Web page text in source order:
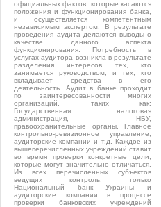
официальных фактов, которые касаются
положения и функционирования банка,
и осуществляется компетентным
независимым экспертом. В результате
проведения аудита делаются выводы о
качестве данного аспекта
функционирования. Потребность в
услугах аудитора возникла в результате
разделения интересов тех, кто
занимается руководством, и тех, кто
вкладывает средства в его
деятельность. Аудит в банке проходит
по заинтересованности многих
организаций, таких как:
Государственная налоговая
администрация, НБУ,
правоохранительные органы, Главное
контрольно-ревизионное управление,
аудиторские компании и т.д. Каждое из
вышеперечисленных учреждений ставит
во время проверки конкретные цели,
которые могут значительно отличаться.
Из всех перечисленных субъектов
ведущих контроль, только
Национальный банк Украины и
аудиторские компании в процессе
проверки банковских учреждений